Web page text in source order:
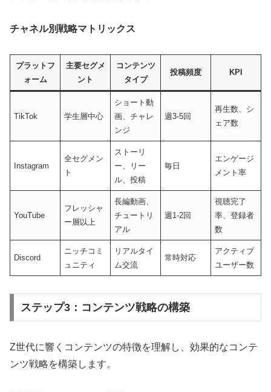
チャネル別戦略マトリックス
プラットフ
ォーム
主要セグメ
ント
コンテンツ
タイプ
投稿頻度 KPI
TikTok 学生層中心
ショート動
画、チャレ
ンジ
週3-5回
再生数、シ
ェア数
Instagram
全セグメン
ト
ストーリ
ー、リー
ル、投稿
毎日
エンゲージ
メント率
YouTube
フレッシャ
ー層以上
長編動画、
チュートリ
アル
週1-2回
視聴完了
率、登録者
数
Discord
ニッチコミ
ュニティ
リアルタイ
ム交流
常時対応
アクティブ
ユーザー数
ステップ3：コンテンツ戦略の構築
Z世代に響くコンテンツの特徴を理解し、効果的なコンテ
ンツ戦略を構築します。